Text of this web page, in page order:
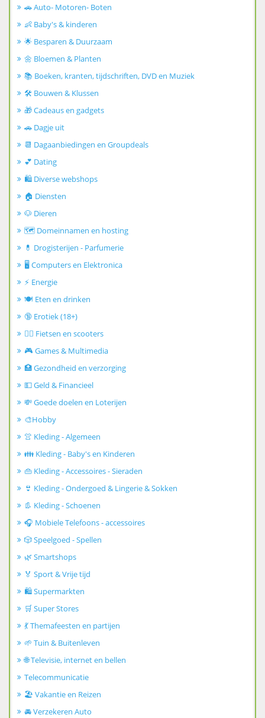
🚗 Auto- Motoren- Boten
👶 Baby's & kinderen
🌟 Besparen & Duurzaam
🌼 Bloemen & Planten
📚 Boeken, kranten, tijdschriften, DVD en Muziek
🛠️ Bouwen & Klussen
🎁 Cadeaus en gadgets
🚗 Dagje uit
📆 Dagaanbiedingen en Groupdeals
💕 Dating
🛍️ Diverse webshops
🏠 Diensten
🐶 Dieren
🗺️ Domeinnamen en hosting
💊 Drogisterijen - Parfumerie
🖥️ Computers en Elektronica
⚡ Energie
🍽️ Eten en drinken
🔞 Erotiek (18+)
🚴‍♂️ Fietsen en scooters
🎮 Games & Multimedia
🏥 Gezondheid en verzorging
💵 Geld & Financieel
💸 Goede doelen en Loterijen
🎨Hobby
👚 Kleding - Algemeen
👪 Kleding - Baby's en Kinderen
👜 Kleding - Accessoires - Sieraden
👙 Kleding - Ondergoed & Lingerie & Sokken
👢 Kleding - Schoenen
🎧 Mobiele Telefoons - accessoires
🎲 Speelgoed - Spellen
🌿 Smartshops
🏅 Sport & Vrije tijd
🛍️ Supermarkten
🛒 Super Stores
💃 Themafeesten en partijen
🌱 Tuin & Buitenleven
🌐 Televisie, internet en bellen
Telecommunicatie
🏖️ Vakantie en Reizen
🚘 Verzekeren Auto